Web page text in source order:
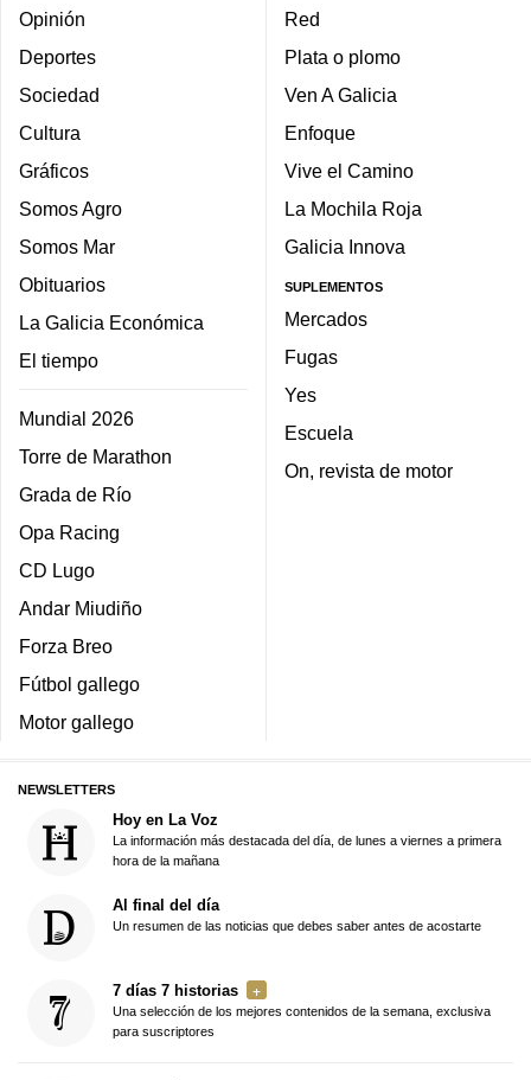
Opinión
Deportes
Sociedad
Cultura
Gráficos
Somos Agro
Somos Mar
Obituarios
La Galicia Económica
El tiempo
Mundial 2026
Torre de Marathon
Grada de Río
Opa Racing
CD Lugo
Andar Miudiño
Forza Breo
Fútbol gallego
Motor gallego
Red
Plata o plomo
Ven A Galicia
Enfoque
Vive el Camino
La Mochila Roja
Galicia Innova
SUPLEMENTOS
Mercados
Fugas
Yes
Escuela
On, revista de motor
NEWSLETTERS
Hoy en La Voz
La información más destacada del día, de lunes a viernes a primera
hora de la mañana
Al final del día
Un resumen de las noticias que debes saber antes de acostarte
7 días 7 historias
Una selección de los mejores contenidos de la semana, exclusiva
para suscriptores